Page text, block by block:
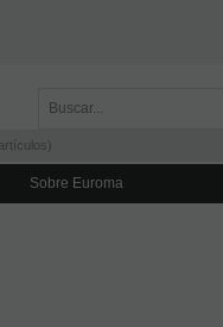
artículos
Sobre Euroma